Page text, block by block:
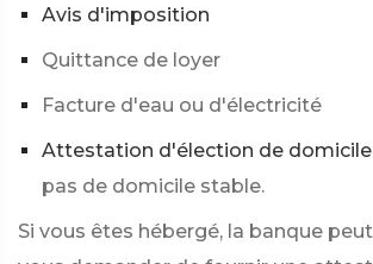
Avis d'imposition
Quittance de loyer
Facture d'eau ou d'électricité
Attestation d'élection de domicile
pas de domicile stable.
Si vous êtes hébergé, la banque